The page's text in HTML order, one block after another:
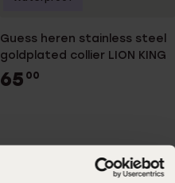
Guess heren stainless steel
goldplated collier LION KING
65 00